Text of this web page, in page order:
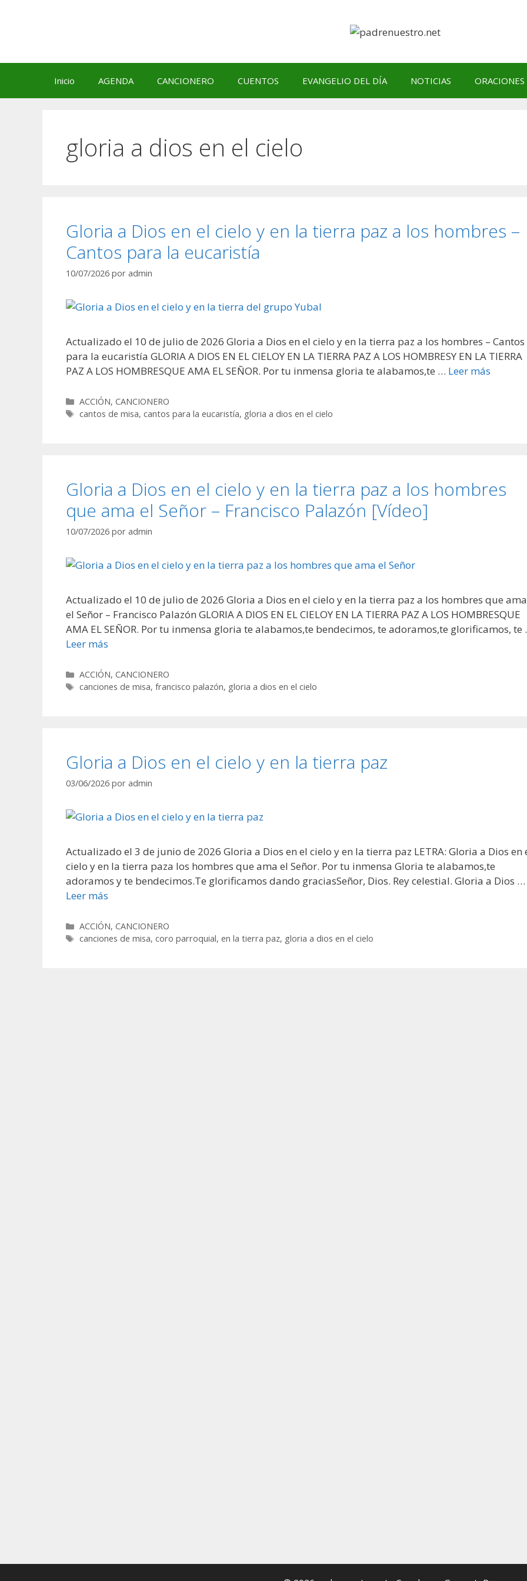
Inicio AGENDA CANCIONERO CUENTOS EVANGELIO DEL DÍA NOTICIAS ORACIONES
gloria a dios en el cielo
Gloria a Dios en el cielo y en la tierra paz a los hombres –
Cantos para la eucaristía
10/07/2026 por admin
Actualizado el 10 de julio de 2026 Gloria a Dios en el cielo y en la tierra paz a los hombres – Cantos
para la eucaristía GLORIA A DIOS EN EL CIELOY EN LA TIERRA PAZ A LOS HOMBRESY EN LA TIERRA
PAZ A LOS HOMBRESQUE AMA EL SEÑOR. Por tu inmensa gloria te alabamos,te … Leer más
Categorías
ACCIÓN,CANCIONERO
Etiquetas
cantos de misa,cantos para la eucaristía, gloria a dios en el cielo
Gloria a Dios en el cielo y en la tierra paz a los hombres
que ama el Señor – Francisco Palazón [Vídeo]
10/07/2026 por admin
Actualizado el 10 de julio de 2026 Gloria a Dios en el cielo y en la tierra paz a los hombres que ama
el Señor – Francisco Palazón GLORIA A DIOS EN EL CIELOY EN LA TIERRA PAZ A LOS HOMBRESQUE
AMA EL SEÑOR. Por tu inmensa gloria te alabamos,te bendecimos, te adoramos,te glorificamos, te
Leer más
Categorías
ACCIÓN,CANCIONERO
Etiquetas
canciones de misa,francisco palazón, gloria a dios en el cielo
Gloria a Dios en el cielo y en la tierra paz
03/06/2026 por admin
Actualizado el 3 de junio de 2026 Gloria a Dios en el cielo y en la tierra paz LETRA: Gloria a Dios en
cielo y en la tierra paza los hombres que ama el Señor. Por tu inmensa Gloria te alabamos,te
adoramos y te bendecimos.Te glorificamos dando graciasSeñor, Dios. Rey celestial. Gloria a Dios …
Leer más
Categorías
ACCIÓN,CANCIONERO
Etiquetas
canciones de misa,coro parroquial,en la tierra paz, gloria a dios en el cielo